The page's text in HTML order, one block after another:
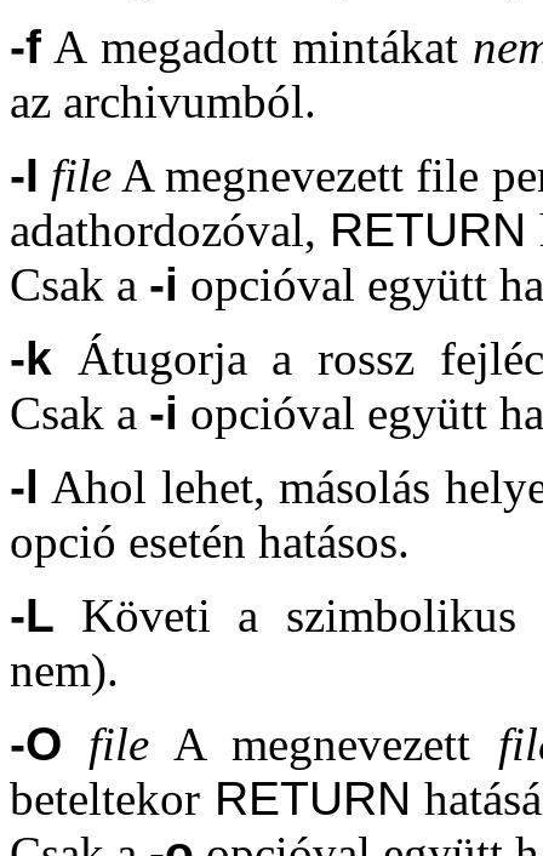
-f A megadott mintákat
az archivumból.
-I file A megnevezett file
adathordozóval, RETURN
Csak a -i opcióval együtt
-k Átugorja a rossz
Csak a -i opcióval együtt
-l Ahol lehet, másolás
opció esetén hatásos.
-L Követi a szimbolikus
nem).
-O file A megnevezett
beteltekor RETURN